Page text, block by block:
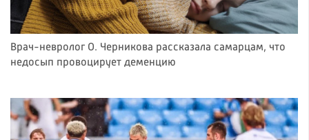
Врач-невролог О. Черникова рассказала самарцам, что
недосып провоцирует деменцию